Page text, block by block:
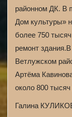
районном ДК. В
Дом культуры»
более 750
ремонт
Ветлужском
Артёма
около 800
Галина